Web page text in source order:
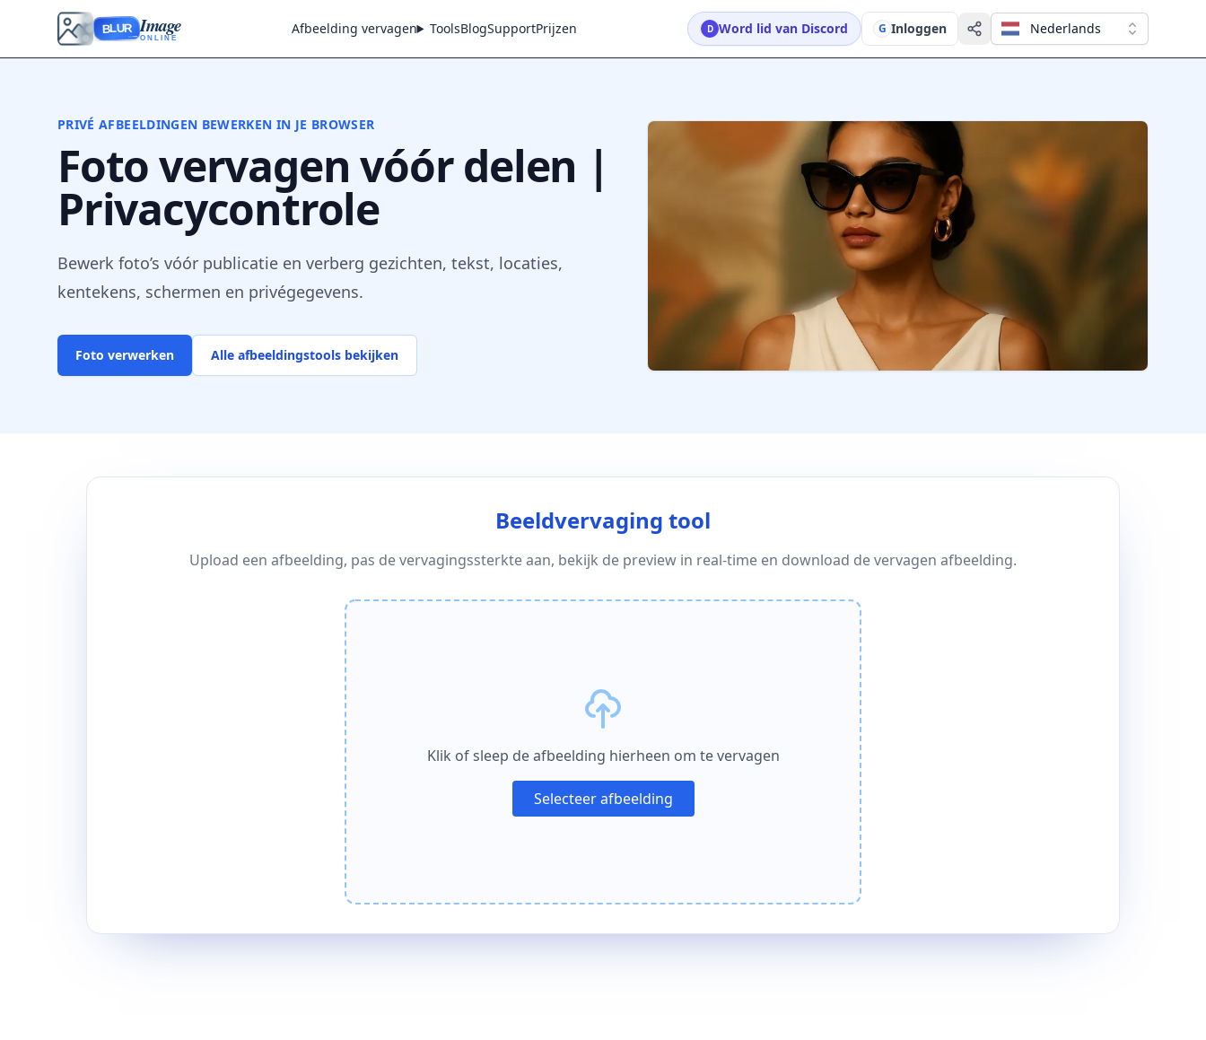
BLUR Image
ONLINE
Afbeelding vervagen ToolsBlogSupportPrijzen D Word lid van Discord G Inloggen Nederlands
PRIVÉ AFBEELDINGEN BEWERKEN IN JE BROWSER
Foto vervagen vóór delen |
Privacycontrole
Bewerk foto’s vóór publicatie en verberg gezichten, tekst, locaties,
kentekens, schermen en privégegevens.
Foto verwerken Alle afbeeldingstools bekijken
Beeldvervaging tool
Upload een afbeelding, pas de vervagingssterkte aan, bekijk de preview in real-time en download de vervagen afbeelding.
Klik of sleep de afbeelding hierheen om te vervagen
Selecteer afbeelding